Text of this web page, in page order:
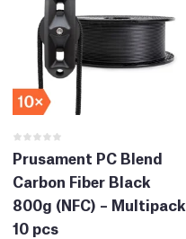
Prusament PC Blend
Carbon Fiber Black
800g (NFC) – Multipack
10 pcs